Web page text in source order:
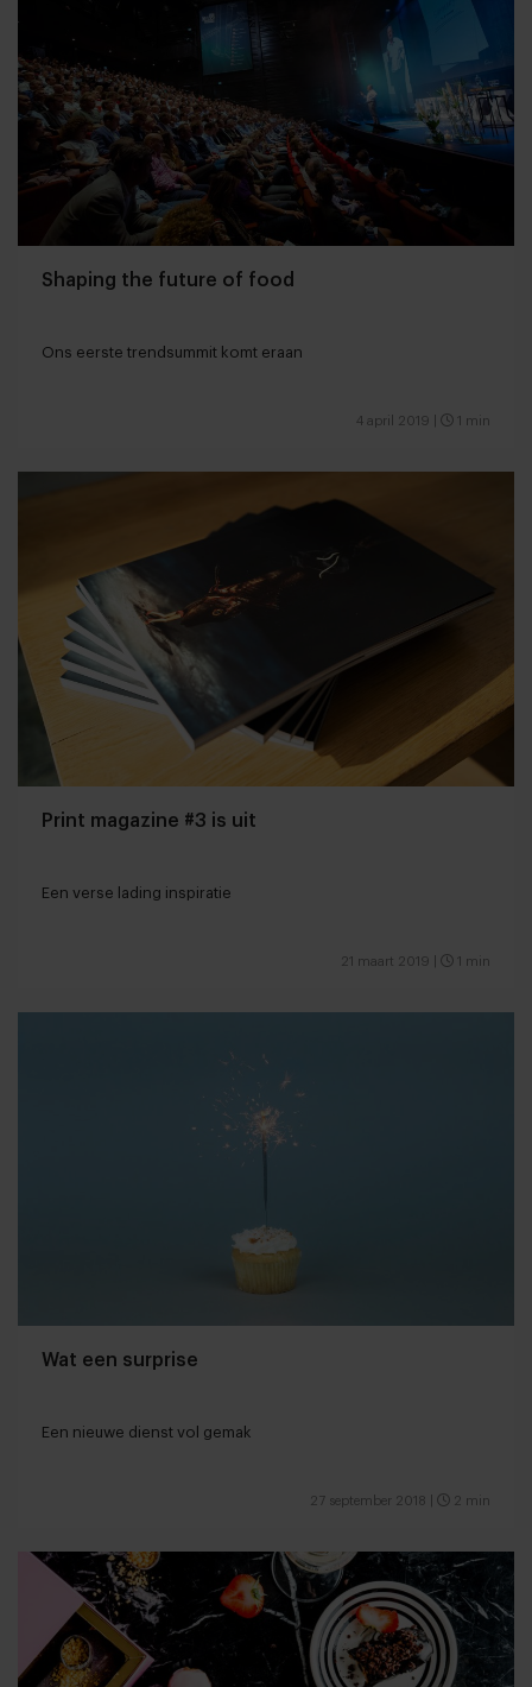
Shaping the future of food
Ons eerste trendsummit komt eraan
4 april 2019 1 min
Print magazine #3 is uit
Een verse lading inspiratie
21 maart 2019 1 min
Wat een surprise
Een nieuwe dienst vol gemak
27 september 2018 2 min